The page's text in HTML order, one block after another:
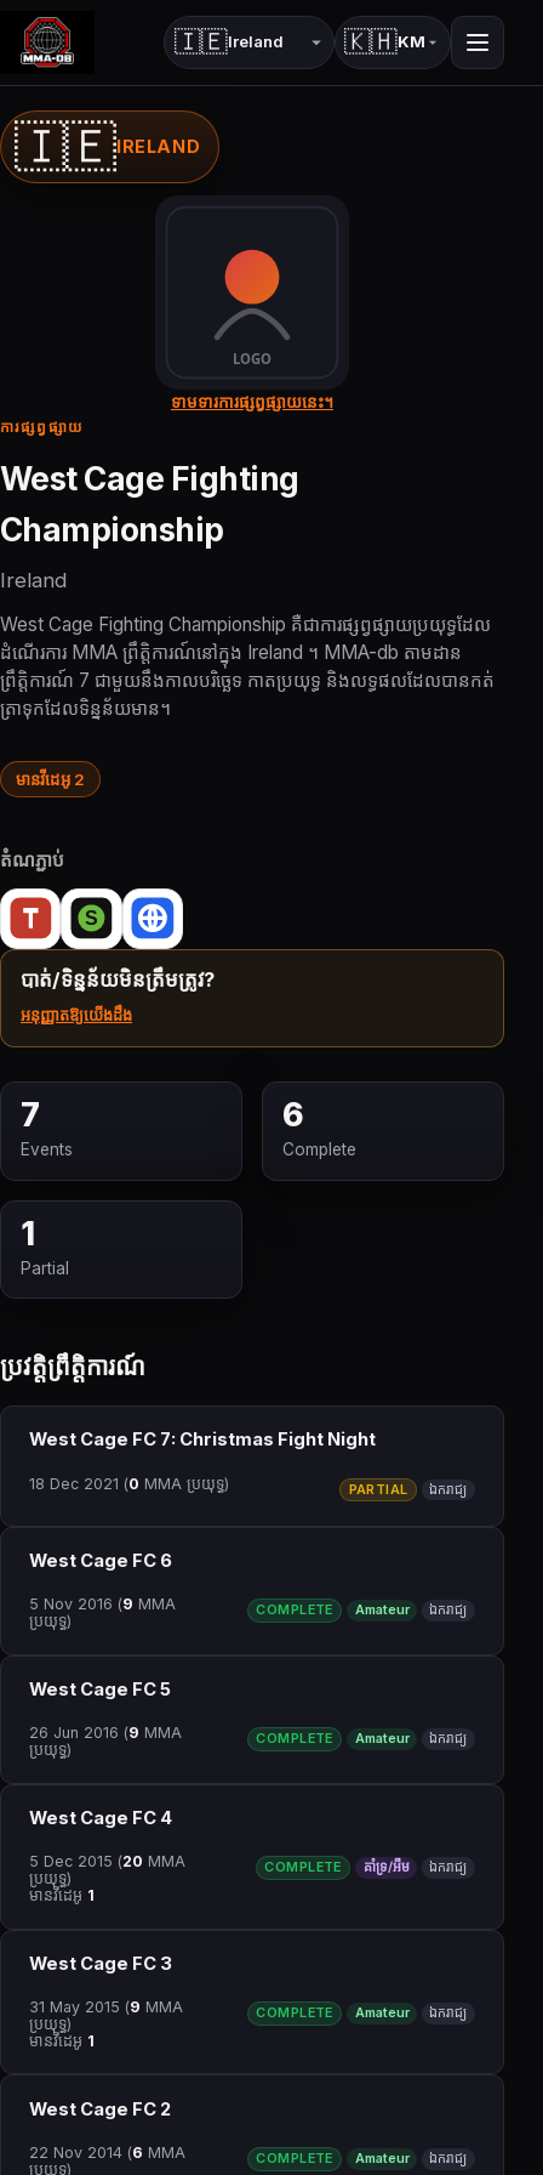
🇮🇪ប្រទេស 🇰🇭KM
ភាសា
🇮🇪IRELAND
ការផ្សព្វផ្សាយ
West Cage Fighting
Championship
Ireland
West Cage Fighting Championship គឺជាការផ្សព្វផ្សាយប្រយុទ្ធដែល
ដំណើរការ MMA ព្រឹត្តិការណ៍នៅក្នុង Ireland ។ MMA-db តាមដាន
ព្រឹត្តិការណ៍ 7 ជាមួយនឹងកាលបរិច្ឆេទ កាតប្រយុទ្ធ និងលទ្ធផលដែលបានកត់
ត្រាទុកដែលទិន្នន័យមាន។
ទាមទារការផ្សព្វផ្សាយនេះ។
មានវីដេអូ 2
តំណភ្ជាប់
បាត់/ទិន្នន័យមិនត្រឹមត្រូវ?
អនុញ្ញាតឱ្យយើងដឹង
7
Events
6
Complete
1
Partial
ប្រវត្តិព្រឹត្តិការណ៍
18 Dec 2021 (0 MMA ប្រយុទ្ធ)
West Cage FC 7: Christmas Fight Night
PARTIAL ឯករាជ្យ
5 Nov 2016 (9 MMA
ប្រយុទ្ធ)
West Cage FC 6
COMPLETE Amateur ឯករាជ្យ
26 Jun 2016 (9 MMA
ប្រយុទ្ធ)
West Cage FC 5
COMPLETE Amateur ឯករាជ្យ
5 Dec 2015 (20 MMA
ប្រយុទ្ធ)
មានវីដេអូ 1
West Cage FC 4
COMPLETE គាំទ្រ/អឹម ឯករាជ្យ
31 May 2015 (9 MMA
ប្រយុទ្ធ)
មានវីដេអូ 1
West Cage FC 3
COMPLETE Amateur ឯករាជ្យ
22 Nov 2014 (6 MMA
ប្រយុទ្ធ)
West Cage FC 2
COMPLETE Amateur ឯករាជ្យ